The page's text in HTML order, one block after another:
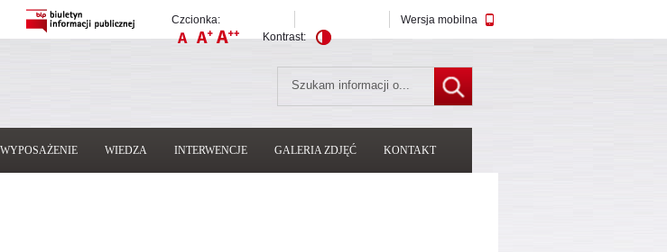
Czcionka:
Kontrast:
Wersja mobilna
WYPOSAŻENIE WIEDZA INTERWENCJE GALERIA ZDJĘĆ KONTAKT